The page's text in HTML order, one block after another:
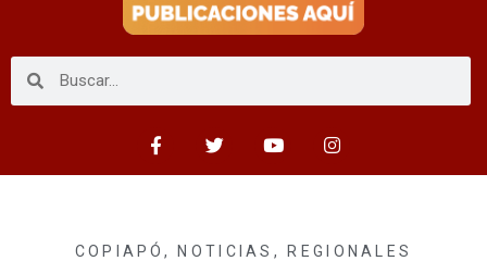
COPIAPÓ ,NOTICIAS ,REGIONALES